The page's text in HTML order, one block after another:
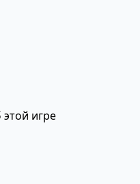
игре